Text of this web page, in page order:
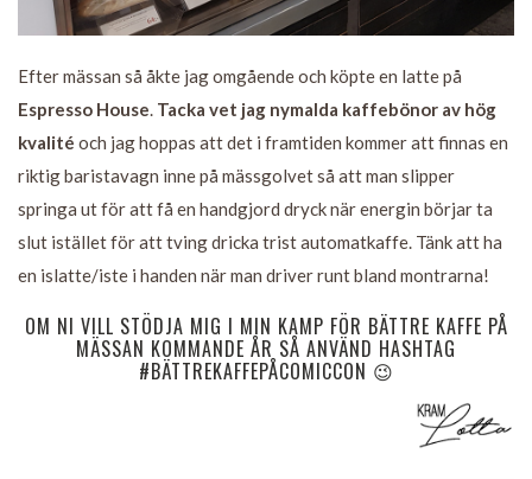
Efter mässan så åkte jag omgående och köpte en latte på
Espresso House. Tacka vet jag nymalda kaffebönor av hög
kvalité och jag hoppas att det i framtiden kommer att finnas en
riktig baristavagn inne på mässgolvet så att man slipper
springa ut för att få en handgjord dryck när energin börjar ta
slut istället för att tving dricka trist automatkaffe. Tänk att ha
en islatte/iste i handen när man driver runt bland montrarna!
OM NI VILL STÖDJA MIG I MIN KAMP FÖR BÄTTRE KAFFE PÅ
MÄSSAN KOMMANDE ÅR SÅ ANVÄND HASHTAG
#BÄTTREKAFFEPÅCOMICCON 😉